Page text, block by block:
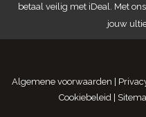
betaal veilig met iDeal. Met
jouw
Algemene voorwaarden
Cookiebeleid